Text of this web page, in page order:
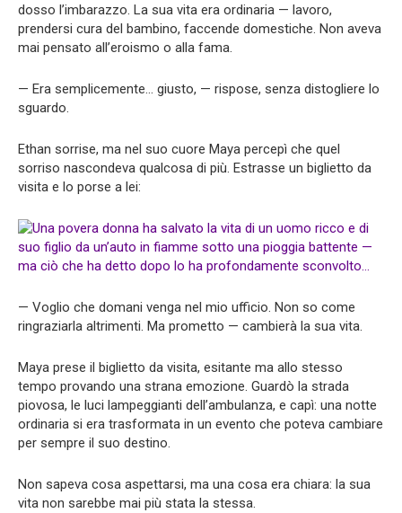
dosso l’imbarazzo. La sua vita era ordinaria — lavoro,
prendersi cura del bambino, faccende domestiche. Non aveva
mai pensato all’eroismo o alla fama.
— Era semplicemente… giusto, — rispose, senza distogliere lo
sguardo.
Ethan sorrise, ma nel suo cuore Maya percepì che quel
sorriso nascondeva qualcosa di più. Estrasse un biglietto da
visita e lo porse a lei:
— Voglio che domani venga nel mio ufficio. Non so come
ringraziarla altrimenti. Ma prometto — cambierà la sua vita.
Maya prese il biglietto da visita, esitante ma allo stesso
tempo provando una strana emozione. Guardò la strada
piovosa, le luci lampeggianti dell’ambulanza, e capì: una notte
ordinaria si era trasformata in un evento che poteva cambiare
per sempre il suo destino.
Non sapeva cosa aspettarsi, ma una cosa era chiara: la sua
vita non sarebbe mai più stata la stessa.